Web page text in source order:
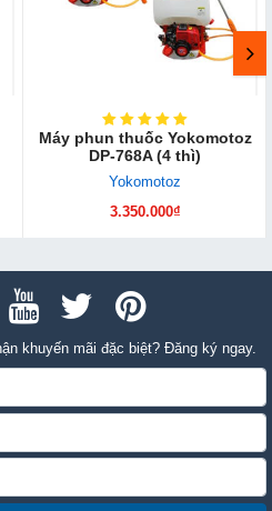
Máy phun thuốc Yokomotoz
DP-768A (4 thì)
Yokomotoz
3.350.000₫
khuyến mãi đặc biệt? Đăng ký ngay.